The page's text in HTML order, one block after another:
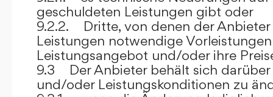
geschuldeten Leistungen gibt oder
9.2.2. Dritte, von denen der Anbieter
Leistungen notwendige
Leistungsangebot und/oder ihre
9.3 Der Anbieter behält sich darüber
und/oder Leistungskonditionen zu